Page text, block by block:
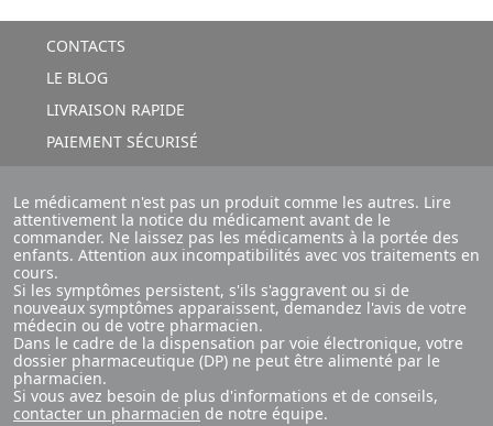
CONTACTS
LE BLOG
LIVRAISON RAPIDE
PAIEMENT SÉCURISÉ
Le médicament n'est pas un produit comme les autres. Lire
attentivement la notice du médicament avant de le
commander. Ne laissez pas les médicaments à la portée des
enfants. Attention aux incompatibilités avec vos traitements en
cours.
Si les symptômes persistent, s'ils s'aggravent ou si de
nouveaux symptômes apparaissent, demandez l'avis de votre
médecin ou de votre pharmacien.
Dans le cadre de la dispensation par voie électronique, votre
dossier pharmaceutique (DP) ne peut être alimenté par le
pharmacien.
Si vous avez besoin de plus d'informations et de conseils,
contacter un pharmacien de notre équipe.